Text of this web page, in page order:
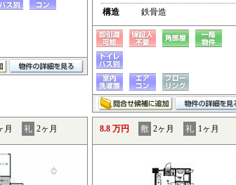
構造
鉄骨造
月 礼 2ヶ月 8.8 万円 敷 2ヶ月 礼 1ヶ月